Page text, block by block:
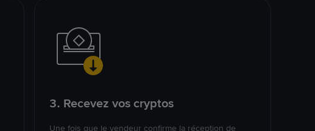
3. Recevez vos cryptos
Une fois que le vendeur confirme la réception de